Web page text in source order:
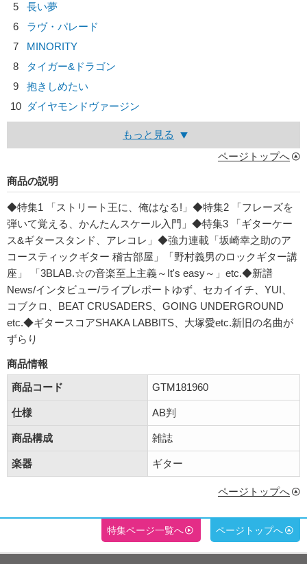
5
長い夢
6
ラヴ・パレード
7
MINORITY
8
タイガー&ドラゴン
9
抱きしめたい
10 ダイヤモンドヴァージン
もっと見る
ページトップへ
商品の説明
◆特集1 「ストリート王に、俺はなる!」◆特集2 「フレーズを
弾いて覚える、かんたんスケール入門」◆特集3 「ギターケー
ス&ギタースタンド、アレコレ」◆強力連載「坂崎幸之助のア
コースティックギター 稽古部屋」「野村義男のロックギター講
座」 「3BLAB.☆の音楽至上主義～It's easy～」etc.◆新譜
News/インタビュー/ライブレポートゆず、セカイイチ、YUI、
コブクロ、BEAT CRUSADERS、GOING UNDERGROUND
etc.◆ギタースコアSHAKA LABBITS、大塚愛etc.新旧の名曲が
ずらり
商品情報
商品コード
GTM181960
仕様 AB判
商品構成 雑誌
楽器 ギター
ページトップへ
特集ページ一覧へ ページトップへ